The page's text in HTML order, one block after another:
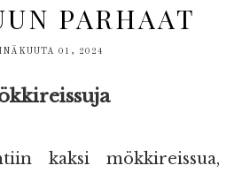
PARHAAT
01, 2024
kaksi mökkireissua,